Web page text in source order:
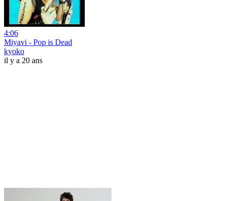
4:06
Miyavi - Pop is Dead
kyoko
il y a 20 ans